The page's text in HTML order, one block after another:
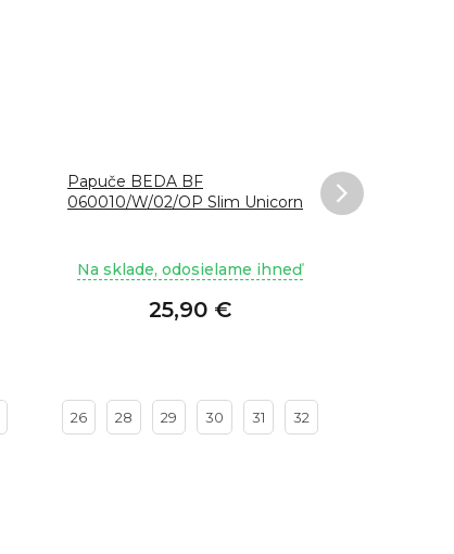
Papuče BEDA BF
060010/W/02/OP Slim Unicorn
Na sklade, odosielame ihneď
25,90 €
26 28 29 30 31 32